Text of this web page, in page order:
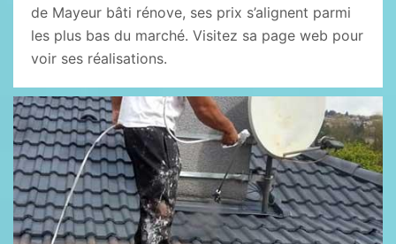
de Mayeur bâti rénove, ses prix s’alignent parmi
les plus bas du marché. Visitez sa page web pour
voir ses réalisations.